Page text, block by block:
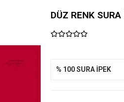
DÜZ RENK
% 100 SURA İPEK